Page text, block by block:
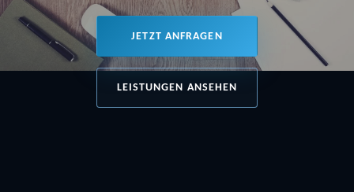
JETZT ANFRAGEN
LEISTUNGEN ANSEHEN